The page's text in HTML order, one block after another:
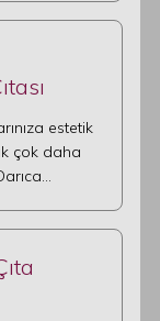
estetik
çok daha